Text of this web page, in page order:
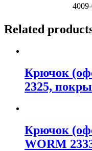
Related
Крючок
2325,
Крючок
WORM